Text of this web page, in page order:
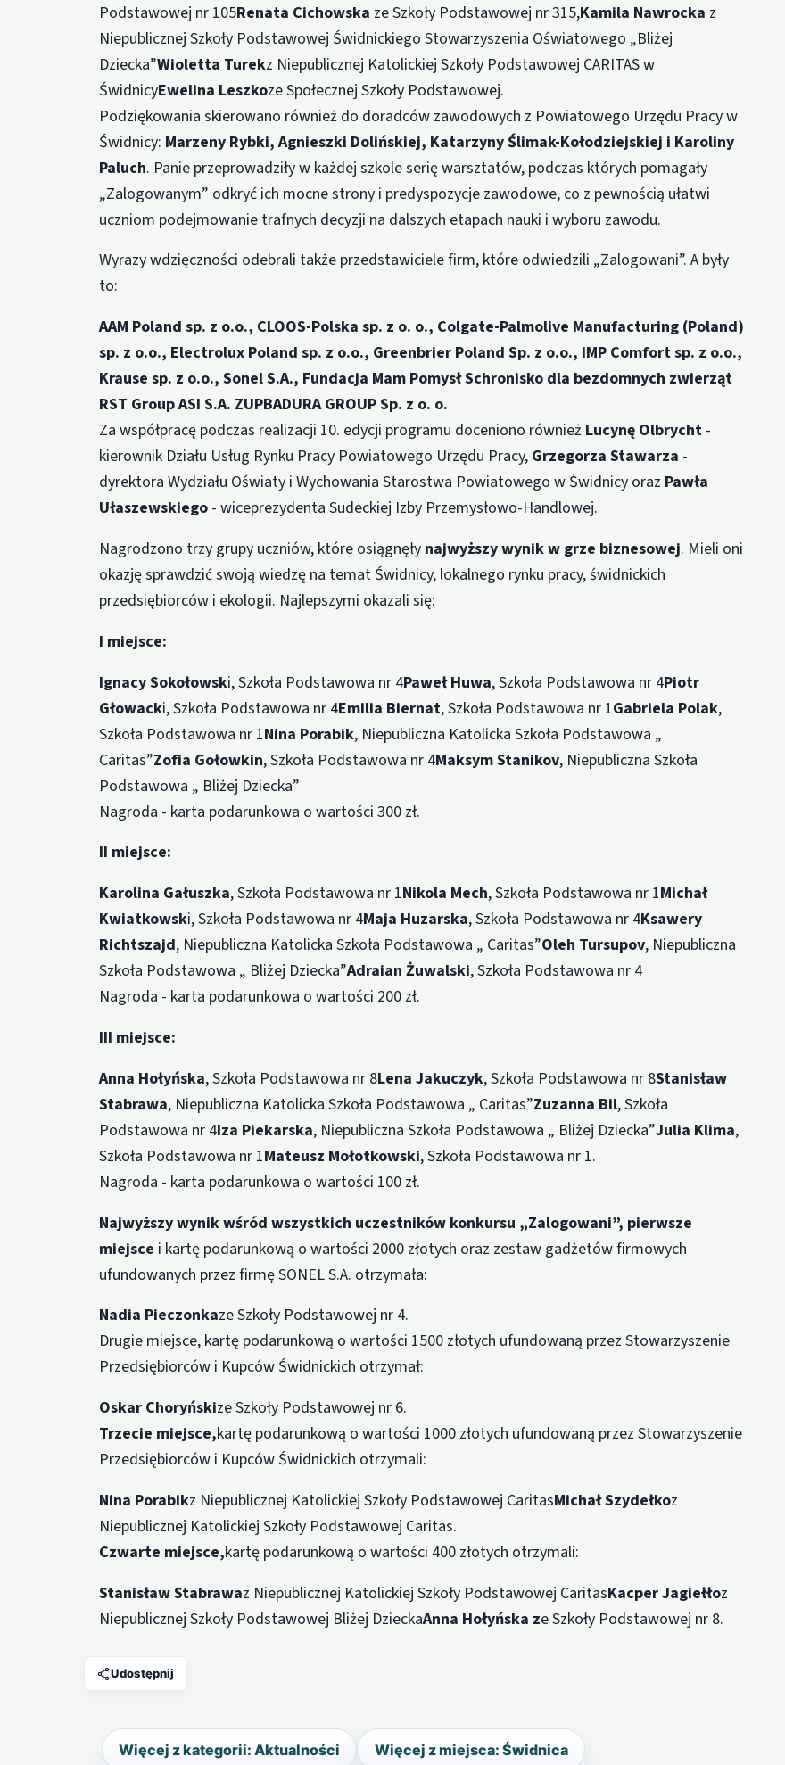
Podstawowej nr 105Renata Cichowska ze Szkoły Podstawowej nr 315,Kamila Nawrocka z
Niepublicznej Szkoły Podstawowej Świdnickiego Stowarzyszenia Oświatowego „Bliżej
Dziecka”Wioletta Turekz Niepublicznej Katolickiej Szkoły Podstawowej CARITAS w
ŚwidnicyEwelina Leszkoze Społecznej Szkoły Podstawowej.
Podziękowania skierowano również do doradców zawodowych z Powiatowego Urzędu Pracy w
Świdnicy: Marzeny Rybki, Agnieszki Dolińskiej, Katarzyny Ślimak-Kołodziejskiej i Karoliny
Paluch. Panie przeprowadziły w każdej szkole serię warsztatów, podczas których pomagały
„Zalogowanym” odkryć ich mocne strony i predyspozycje zawodowe, co z pewnością ułatwi
uczniom podejmowanie trafnych decyzji na dalszych etapach nauki i wyboru zawodu.
Wyrazy wdzięczności odebrali także przedstawiciele firm, które odwiedzili „Zalogowani”. A były
to:
AAM Poland sp. z o.o., CLOOS-Polska sp. z o. o., Colgate-Palmolive Manufacturing (Poland)
sp. z o.o., Electrolux Poland sp. z o.o., Greenbrier Poland Sp. z o.o., IMP Comfort sp. z o.o.,
Krause sp. z o.o., Sonel S.A., Fundacja Mam Pomysł Schronisko dla bezdomnych zwierząt
RST Group ASI S.A. ZUPBADURA GROUP Sp. z o. o.
Za współpracę podczas realizacji 10. edycji programu doceniono również Lucynę Olbrycht -
kierownik Działu Usług Rynku Pracy Powiatowego Urzędu Pracy, Grzegorza Stawarza -
dyrektora Wydziału Oświaty i Wychowania Starostwa Powiatowego w Świdnicy oraz Pawła
Ułaszewskiego - wiceprezydenta Sudeckiej Izby Przemysłowo-Handlowej.
Nagrodzono trzy grupy uczniów, które osiągnęły najwyższy wynik w grze biznesowej. Mieli oni
okazję sprawdzić swoją wiedzę na temat Świdnicy, lokalnego rynku pracy, świdnickich
przedsiębiorców i ekologii. Najlepszymi okazali się:
I miejsce:
Ignacy Sokołowski, Szkoła Podstawowa nr 4Paweł Huwa, Szkoła Podstawowa nr 4Piotr
Głowacki, Szkoła Podstawowa nr 4Emilia Biernat, Szkoła Podstawowa nr 1Gabriela Polak,
Szkoła Podstawowa nr 1Nina Porabik, Niepubliczna Katolicka Szkoła Podstawowa „
Caritas”Zofia Gołowkin, Szkoła Podstawowa nr 4Maksym Stanikov, Niepubliczna Szkoła
Podstawowa „ Bliżej Dziecka”
Nagroda - karta podarunkowa o wartości 300 zł.
II miejsce:
Karolina Gałuszka, Szkoła Podstawowa nr 1Nikola Mech, Szkoła Podstawowa nr 1Michał
Kwiatkowski, Szkoła Podstawowa nr 4Maja Huzarska, Szkoła Podstawowa nr 4Ksawery
Richtszajd, Niepubliczna Katolicka Szkoła Podstawowa „ Caritas”Oleh Tursupov, Niepubliczna
Szkoła Podstawowa „ Bliżej Dziecka”Adraian Żuwalski, Szkoła Podstawowa nr 4
Nagroda - karta podarunkowa o wartości 200 zł.
III miejsce:
Anna Hołyńska, Szkoła Podstawowa nr 8Lena Jakuczyk, Szkoła Podstawowa nr 8Stanisław
Stabrawa, Niepubliczna Katolicka Szkoła Podstawowa „ Caritas”Zuzanna Bil, Szkoła
Podstawowa nr 4Iza Piekarska, Niepubliczna Szkoła Podstawowa „ Bliżej Dziecka”Julia Klima,
Szkoła Podstawowa nr 1Mateusz Mołotkowski, Szkoła Podstawowa nr 1.
Nagroda - karta podarunkowa o wartości 100 zł.
Najwyższy wynik wśród wszystkich uczestników konkursu „Zalogowani”, pierwsze
miejsce i kartę podarunkową o wartości 2000 złotych oraz zestaw gadżetów firmowych
ufundowanych przez firmę SONEL S.A. otrzymała:
Nadia Pieczonkaze Szkoły Podstawowej nr 4.
Drugie miejsce, kartę podarunkową o wartości 1500 złotych ufundowaną przez Stowarzyszenie
Przedsiębiorców i Kupców Świdnickich otrzymał:
Oskar Choryńskize Szkoły Podstawowej nr 6.
Trzecie miejsce,kartę podarunkową o wartości 1000 złotych ufundowaną przez Stowarzyszenie
Przedsiębiorców i Kupców Świdnickich otrzymali:
Nina Porabikz Niepublicznej Katolickiej Szkoły Podstawowej CaritasMichał Szydełkoz
Niepublicznej Katolickiej Szkoły Podstawowej Caritas.
Czwarte miejsce,kartę podarunkową o wartości 400 złotych otrzymali:
Stanisław Stabrawaz Niepublicznej Katolickiej Szkoły Podstawowej CaritasKacper Jagiełłoz
Niepublicznej Szkoły Podstawowej Bliżej DzieckaAnna Hołyńska ze Szkoły Podstawowej nr 8.
Udostępnij
Więcej z kategorii: Aktualności Więcej z miejsca: Świdnica